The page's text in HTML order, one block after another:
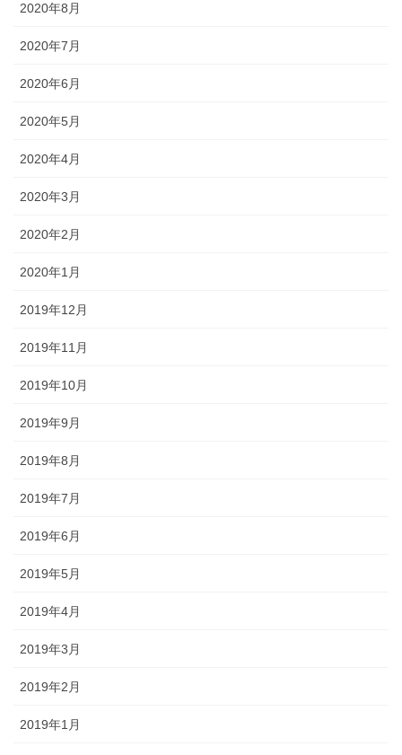
2020年8月
2020年7月
2020年6月
2020年5月
2020年4月
2020年3月
2020年2月
2020年1月
2019年12月
2019年11月
2019年10月
2019年9月
2019年8月
2019年7月
2019年6月
2019年5月
2019年4月
2019年3月
2019年2月
2019年1月